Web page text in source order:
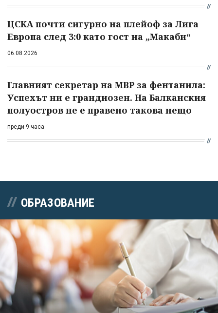
ЦСКА почти сигурно на плейоф за Лига
Европа след 3:0 като гост на „Макаби“
06.08.2026
Главният секретар на МВР за фентанила:
Успехът ни е грандиозен. На Балканския
полуостров не е правено такова нещо
преди 9 часа
ОБРАЗОВАНИЕ